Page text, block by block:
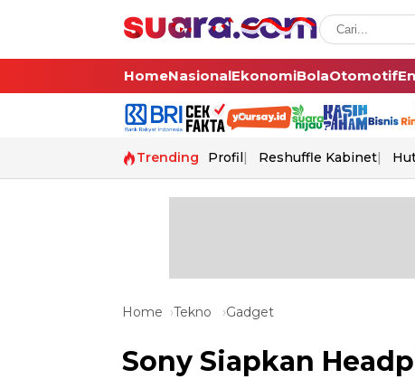
HomeNasionalEkonomiBolaOtomotif
Trending Profil Reshuffle Kabinet
Home Tekno Gadget
Sony Siapkan